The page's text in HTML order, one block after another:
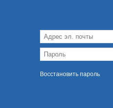
Восстановить пароль